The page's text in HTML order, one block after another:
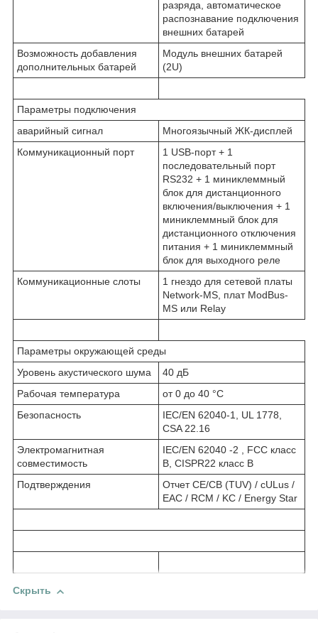
разряда, автоматическое
распознавание подключения
внешних батарей
Возможность добавления
дополнительных батарей
Модуль внешних батарей
(2U)
Параметры подключения
аварийный сигнал
Многоязычный ЖК-дисплей
Коммуникационный порт
1 USB-порт + 1
последовательный порт
RS232 + 1 миниклеммный
блок для дистанционного
включения/выключения + 1
миниклеммный блок для
дистанционного отключения
питания + 1 миниклеммный
блок для выходного реле
Коммуникационные слоты
1 гнездо для сетевой платы
Network-MS, плат ModBus-
MS или Relay
Параметры окружающей среды
Уровень акустического шума
40 дБ
Рабочая температура
от 0 до 40 °C
Безопасность
IEC/EN 62040-1, UL 1778,
CSA 22.16
Электромагнитная
совместимость
IEC/EN 62040 -2 , FCC класс
B, CISPR22 класс B
Подтверждения
Отчет CE/CB (TUV) / cULus /
EAC / RCM / KC / Energy Star
Скрыть